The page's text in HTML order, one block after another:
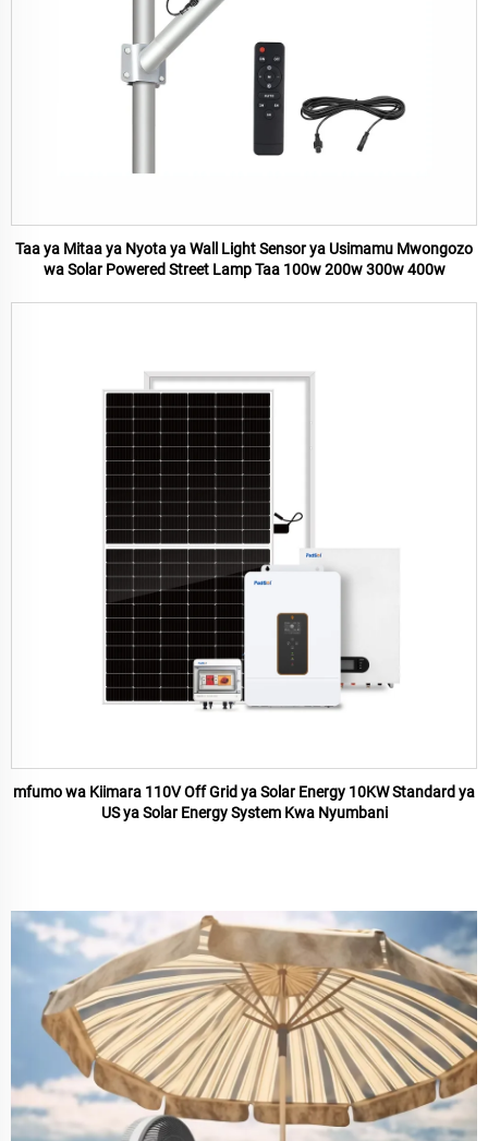
Taa ya Mitaa ya Nyota ya Wall Light Sensor ya Usimamu Mwongozo
wa Solar Powered Street Lamp Taa 100w 200w 300w 400w
mfumo wa Kiimara 110V Off Grid ya Solar Energy 10KW Standard ya
US ya Solar Energy System Kwa Nyumbani